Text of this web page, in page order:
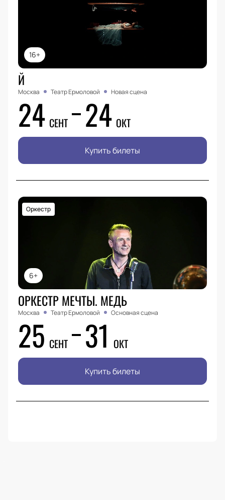
16+
Й
Москва Театр Ермоловой Новая сцена
24 СЕНТ 24 ОКТ
Купить билеты
6+
Оркестр
ОРКЕСТР МЕЧТЫ. МЕДЬ
Москва Театр Ермоловой Основная сцена
25 СЕНТ 31 ОКТ
Купить билеты